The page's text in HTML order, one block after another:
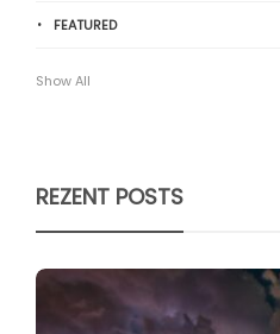
FEATURED
Show All
REZENT POSTS